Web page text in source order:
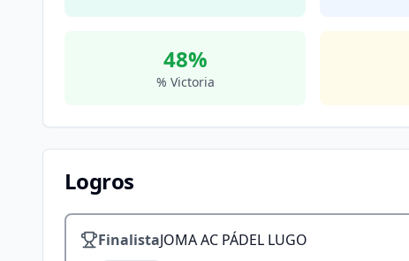
48%
% Victoria
Logros
FinalistaJOMA AC PÁDEL LUGO